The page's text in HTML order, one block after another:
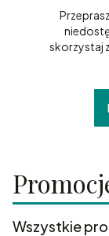
skorzystaj
Wszystkie